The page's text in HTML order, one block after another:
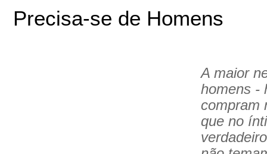
Precisa-se de Homens
A maior
homens -
compram
que no